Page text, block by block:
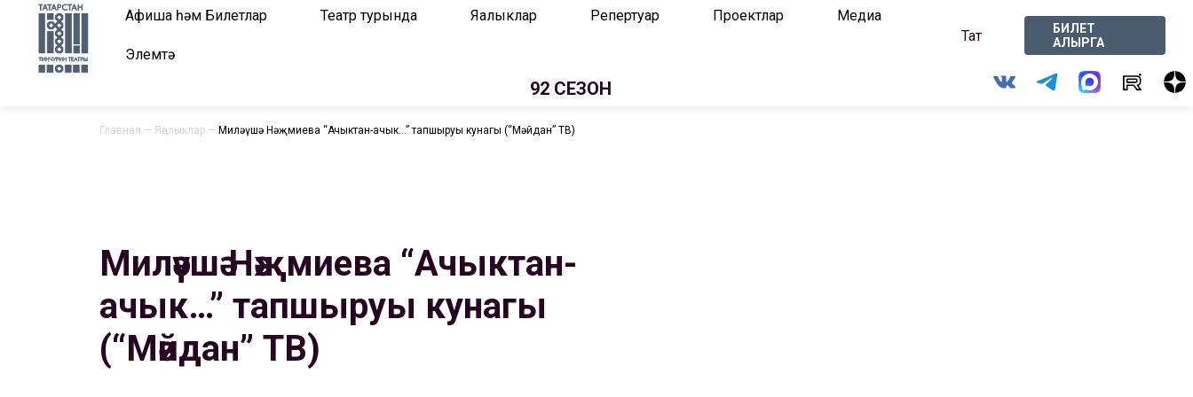
Афиша һәм Билетлар Театр турында Яңалыклар Репертуар Проектлар Медиа
Элемтә
Тат
БИЛЕТ
АЛЫРГА
92 СЕЗОН
Главная — Яңалыклар — Миләүшә Нәҗмиева “Ачыктан-ачык…” тапшыруы кунагы (“Мәйдан” ТВ)
Миләүшә Нәҗмиева “Ачыктан-
ачык…” тапшыруы кунагы
(“Мәйдан” ТВ)